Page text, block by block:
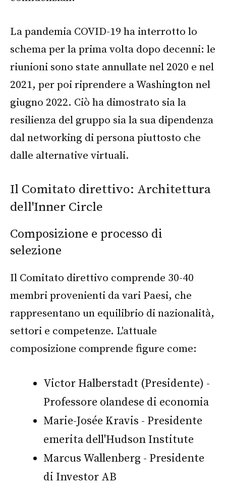
La pandemia COVID-19 ha interrotto lo
schema per la prima volta dopo decenni: le
riunioni sono state annullate nel 2020 e nel
2021, per poi riprendere a Washington nel
giugno 2022. Ciò ha dimostrato sia la
resilienza del gruppo sia la sua dipendenza
dal networking di persona piuttosto che
dalle alternative virtuali.
Il Comitato direttivo: Architettura
dell'Inner Circle
Composizione e processo di
selezione
Il Comitato direttivo comprende 30-40
membri provenienti da vari Paesi, che
rappresentano un equilibrio di nazionalità,
settori e competenze. L'attuale
composizione comprende figure come:
Victor Halberstadt (Presidente) -
Professore olandese di economia
Marie-Josée Kravis - Presidente
emerita dell'Hudson Institute
Marcus Wallenberg - Presidente
di Investor AB